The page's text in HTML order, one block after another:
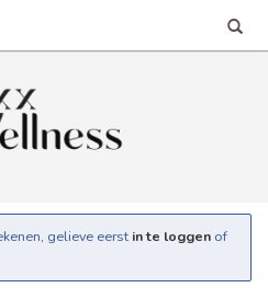
gelieve eerst in te loggen of